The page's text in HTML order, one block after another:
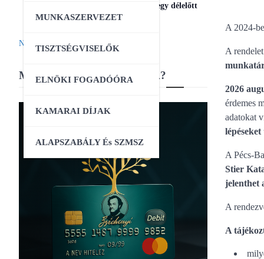
MUNKASZERVEZET
TISZTSÉGVISELŐK
ELNÖKI FOGADÓÓRA
KAMARAI DÍJAK
ALAPSZABÁLY És SZMSZ
A 2024-
A
2026
érdemes
adatokat
lépéseket
A Pécs-
Stier
jelenthet
A
A
szövegtől a kész kampányig egy délelőtt
alatt
Naptár megtekintése
MIBEN SEGÍT A KAMARA?